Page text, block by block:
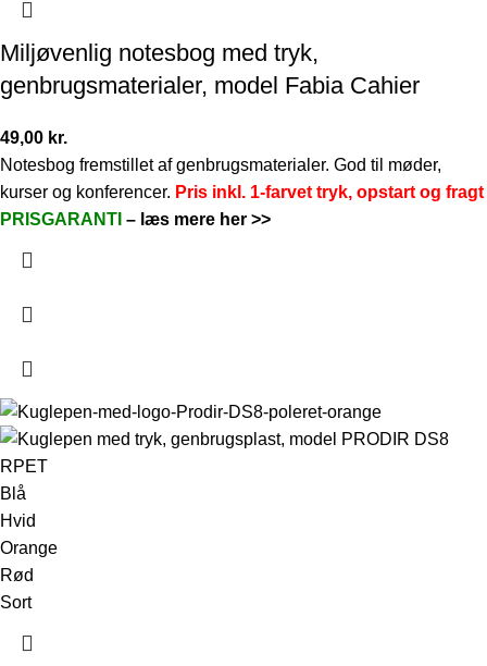
Miljøvenlig notesbog med tryk,
genbrugsmaterialer, model Fabia Cahier
49,00 kr.
Notesbog fremstillet af genbrugsmaterialer. God til møder,
kurser og konferencer. Pris inkl. 1-farvet tryk, opstart og fragt
PRISGARANTI – læs mere her >>
Blå
Hvid
Orange
Rød
Sort